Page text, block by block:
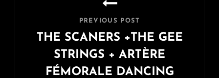
PREVIOUS POST
THE SCANERS +THE GEE
STRINGS + ARTÈRE
FÉMORALE DANCING